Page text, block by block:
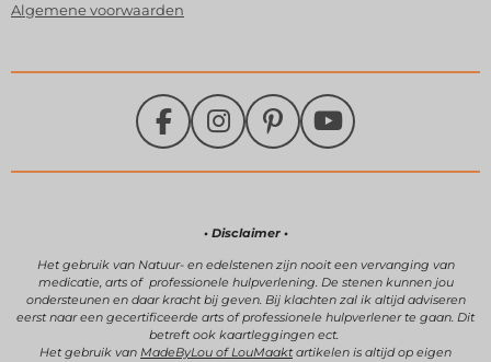
Algemene voorwaarden
F
o
o
k
I
a
g
r
a
m
P
e
r
e
s
t
Y
b
e
• Disclaimer •
Het gebruik van Natuur- en edelstenen zijn nooit een vervanging van
medicatie, arts of professionele hulpverlening. De stenen kunnen jou
ondersteunen en daar kracht bij geven. Bij klachten zal ik altijd adviseren
eerst naar een gecertificeerde arts of professionele hulpverlener te gaan. Dit
betreft ook kaartleggingen ect.
Het gebruik van MadeByLou of LouMaaktartikelen is altijd op eigen